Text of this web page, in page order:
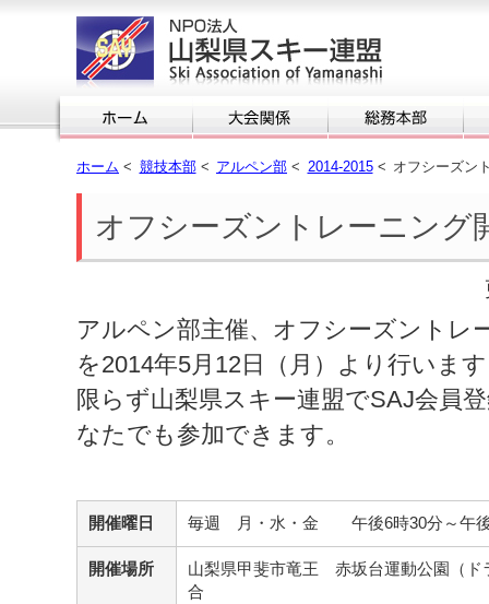
ホーム < 競技本部< アルペン部 < 2014-2015< オフシーズン
オフシーズントレーニング
アルペン部主催、オフシーズントレ
を2014年5月12日（月）より行いま
限らず山梨県スキー連盟でSAJ会員
なたでも参加できます。
開催曜日 毎週 月・水・金 午後6時30分～午
開催場所
山梨県甲斐市竜王 赤坂台運動公園（
合